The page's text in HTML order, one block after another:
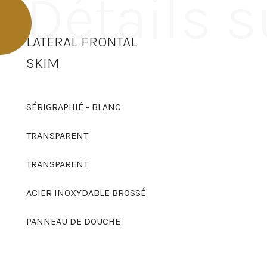
Détails
LATERAL FRONTAL
SKIM
SÉRIGRAPHIÉ - BLANC
TRANSPARENT
TRANSPARENT
ACIER INOXYDABLE BROSSÉ
PANNEAU DE DOUCHE